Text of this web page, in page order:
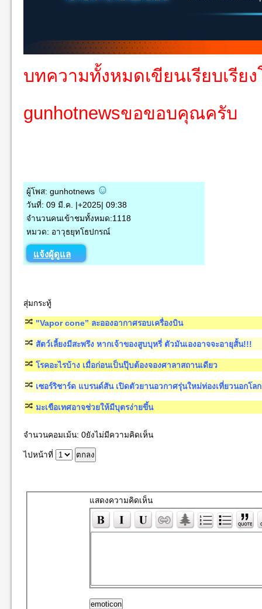
บทความทั้งหมดเขียนเรียบเรีย
gunhotnewsขอขอบคุณครับ
ผู้โพส: gunhotnews
วันที่: 09 มี.ค. |+2025| 09:38
จำนวนคนเข้าชมทั้งหมด:1118
หมวด: อาวุธยุทโธปกรณ์
แจ้งผู้ดูแล
สุ่มกระทู้
"Vapor cone” ละอองอากาศรอบเครื่องบิน
สัตว์เลี้ยงมีสะพรึง หากเจ้าของสูบบุหรี่ ตัวมันเองอาจจะอายุสั้น!!!
โรคอะไรบ้าง เมื่อก่อนเป็นปุ๊บต้องจองศาลาสถานเดียว
เซอร์ริชาร์ด แบรนด์สัน เปิดตัวยานอวกาศรุ่นใหม่ท่องเที่ยวนอกโลก
มะเขือเทศอาจช่วยให้มีบุตรง่ายขึ้น
จำนวนคอมเม้น: 0ยังไม่มีความคิดเห็น
ไปหน้าที่
แสดงความคิดเห็น
emoticon